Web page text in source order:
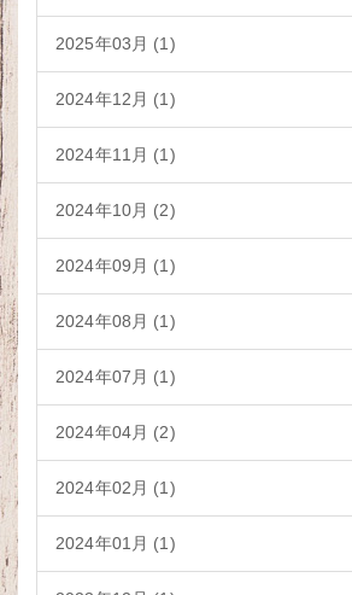
2025年03月 (1)
2024年12月 (1)
2024年11月 (1)
2024年10月 (2)
2024年09月 (1)
2024年08月 (1)
2024年07月 (1)
2024年04月 (2)
2024年02月 (1)
2024年01月 (1)